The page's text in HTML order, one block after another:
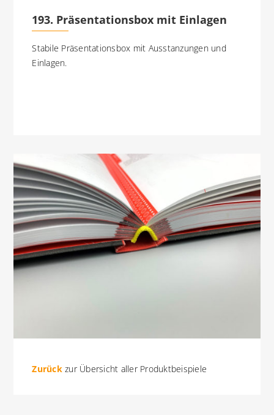
193. Präsentationsbox mit Einlagen
Stabile Präsentationsbox mit Ausstanzungen und
Einlagen.
Zurückzur Übersicht aller Produktbeispiele